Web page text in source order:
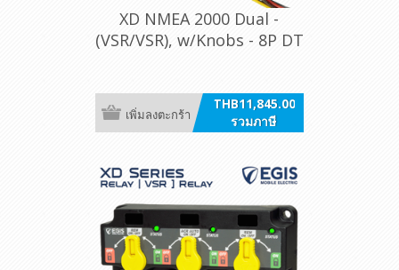
XD NMEA 2000 Dual -
(VSR/VSR), w/Knobs - 8P DT
THB11,845.00
รวมภาษี
เพิ่มลงตะกร้า